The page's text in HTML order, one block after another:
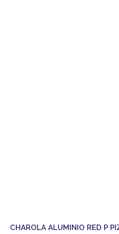
CHAROLA ALUMINIO RED P